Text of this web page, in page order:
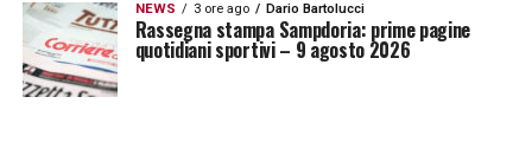
NEWS 3 ore ago Dario Bartolucci
Rassegna stampa Sampdoria: prime pagine
quotidiani sportivi – 9 agosto 2026